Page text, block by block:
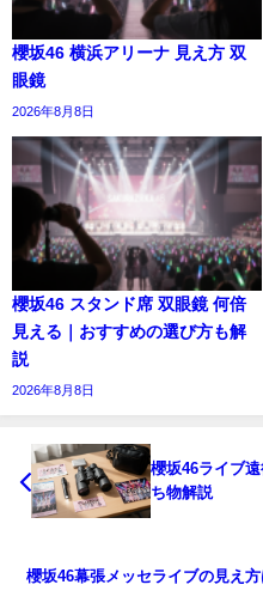
櫻坂46 横浜アリーナ 見え方 双
眼鏡
2026年8月8日
櫻坂46 スタンド席 双眼鏡 何倍
見える｜おすすめの選び方も解
説
2026年8月8日
櫻坂46ライブ
ち物解説
櫻坂46幕張メッセライブの見え